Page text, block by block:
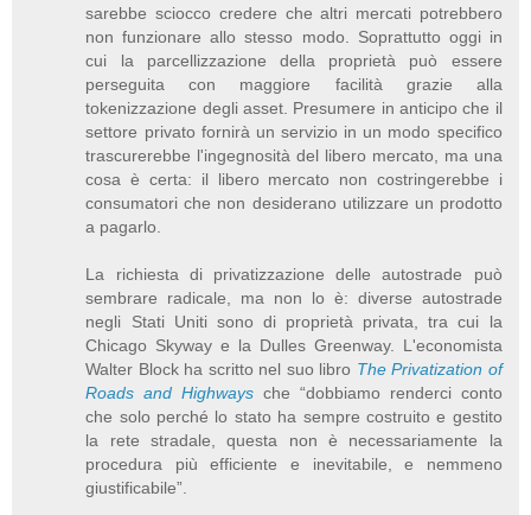
sarebbe sciocco credere che altri mercati potrebbero
non funzionare allo stesso modo. Soprattutto oggi in
cui la parcellizzazione della proprietà può essere
perseguita con maggiore facilità grazie alla
tokenizzazione degli asset. Presumere in anticipo che il
settore privato fornirà un servizio in un modo specifico
trascurerebbe l'ingegnosità del libero mercato, ma una
cosa è certa: il libero mercato non costringerebbe i
consumatori che non desiderano utilizzare un prodotto
a pagarlo.
La richiesta di privatizzazione delle autostrade può
sembrare radicale, ma non lo è: diverse autostrade
negli Stati Uniti sono di proprietà privata, tra cui la
Chicago Skyway e la Dulles Greenway. L'economista
Walter Block ha scritto nel suo libro The Privatization of
Roads and Highways che “dobbiamo renderci conto
che solo perché lo stato ha sempre costruito e gestito
la rete stradale, questa non è necessariamente la
procedura più efficiente e inevitabile, e nemmeno
giustificabile”.